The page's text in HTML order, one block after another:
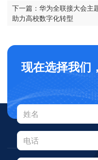
下一篇：华为全联接大会主
助力高校数字化转型
现在选择我们